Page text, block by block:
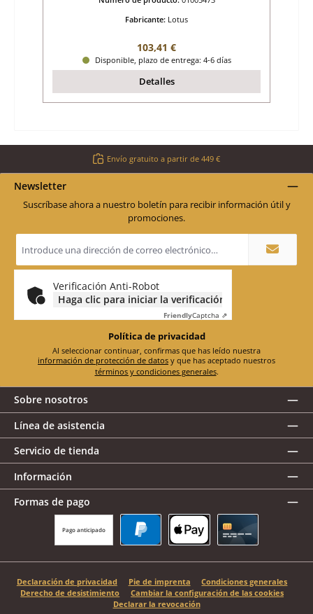
Fabricante: Lotus
Precio normal:
103,41 €
Disponible, plazo de entrega: 4-6 días
Detalles
Envío gratuito a partir de 449 €
Newsletter
Suscríbase ahora a nuestro boletín para recibir información útil y
promociones.
de
correo
electrónico
Verificación Anti-Robot
Haga clic para iniciar la verificación
FriendlyCaptcha ⇗
Política de privacidad
información de protección de datos
términos y condiciones generales.
Sobre nosotros
Línea de asistencia
Servicio de tienda
Información
Formas de pago
Pago anticipado
Declaración de privacidad Pie de imprenta
Condiciones generales
Derecho de desistimiento
Cambiar la configuración de las cookies
Declarar la revocación